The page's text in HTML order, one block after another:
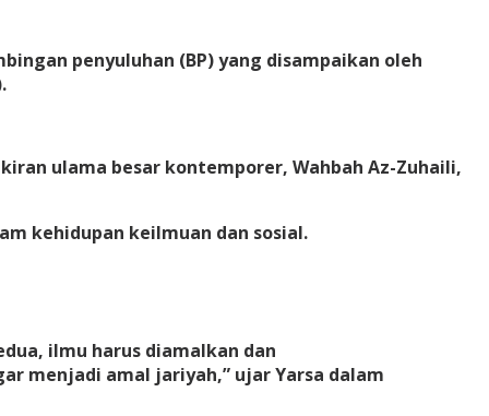
penyuluhan (BP) yang disampaikan oleh
ulama besar kontemporer, Wahbah Az-Zuhaili,
kehidupan keilmuan dan sosial.
ilmu harus diamalkan dan
menjadi amal jariyah,” ujar Yarsa dalam